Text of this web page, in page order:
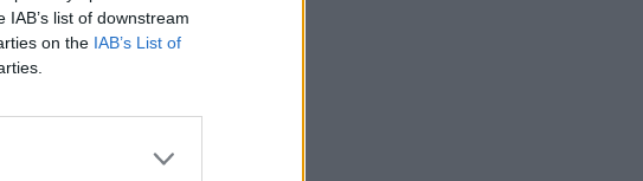
list of downstream
on the IAB’s List of
- Merre tart a
IT konferenciáján!
egyszerűbb...